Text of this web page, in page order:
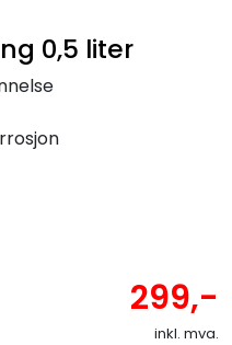
0,5 liter
299,-
inkl. mva.